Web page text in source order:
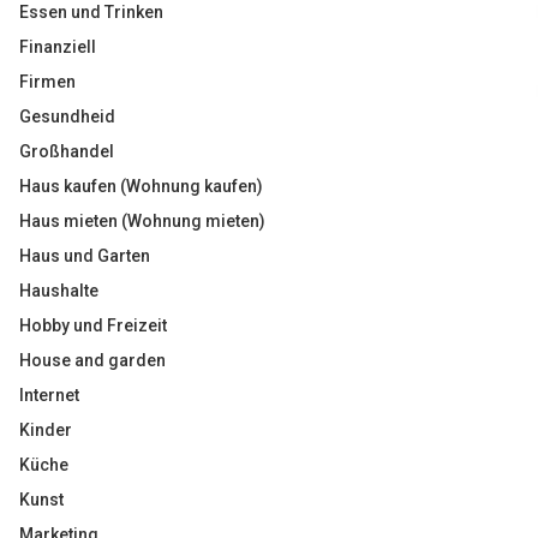
Essen und Trinken
Finanziell
Firmen
Gesundheid
Großhandel
Haus kaufen (Wohnung kaufen)
Haus mieten (Wohnung mieten)
Haus und Garten
Haushalte
Hobby und Freizeit
House and garden
Internet
Kinder
Küche
Kunst